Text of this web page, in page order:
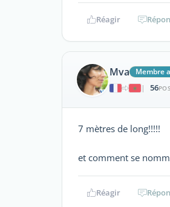
Réagir
Mva
Membre
|
56
7 mètres de long!!!!!
et comment se
Réagir